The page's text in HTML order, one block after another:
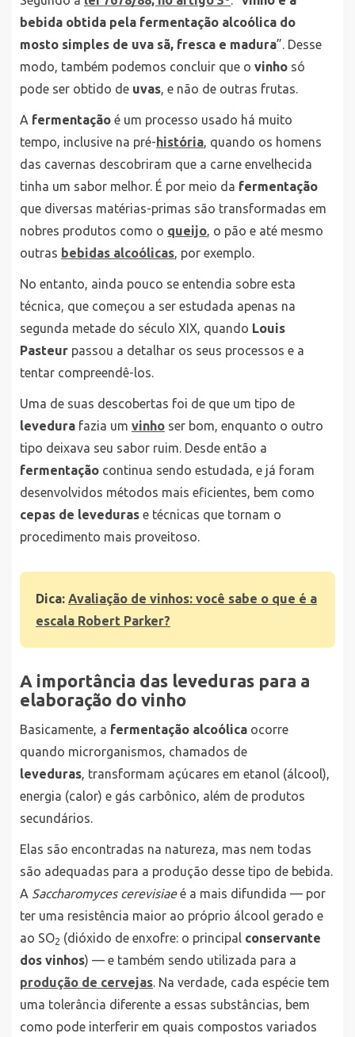
bebida obtida pela fermentação alcoólica do
mosto simples de uva sã, fresca e madura”. Desse
modo, também podemos concluir que o vinho só
pode ser obtido de uvas, e não de outras frutas.
A fermentação é um processo usado há muito
tempo, inclusive na pré-história, quando os homens
das cavernas descobriram que a carne envelhecida
tinha um sabor melhor. É por meio da fermentação
que diversas matérias-primas são transformadas em
nobres produtos como o queijo, o pão e até mesmo
outras bebidas alcoólicas, por exemplo.
No entanto, ainda pouco se entendia sobre esta
técnica, que começou a ser estudada apenas na
segunda metade do século XIX, quando Louis
Pasteur passou a detalhar os seus processos e a
tentar compreendê-los.
Uma de suas descobertas foi de que um tipo de
levedura fazia um vinho ser bom, enquanto o outro
tipo deixava seu sabor ruim. Desde então a
fermentação continua sendo estudada, e já foram
desenvolvidos métodos mais eficientes, bem como
cepas de leveduras e técnicas que tornam o
procedimento mais proveitoso.
Dica: Avaliação de vinhos: você sabe o que é a
escala Robert Parker?
A importância das leveduras para a
elaboração do vinho
Basicamente, a fermentação alcoólica ocorre
quando microrganismos, chamados de
leveduras, transformam açúcares em etanol (álcool),
energia (calor) e gás carbônico, além de produtos
secundários.
Elas são encontradas na natureza, mas nem todas
são adequadas para a produção desse tipo de bebida.
A Saccharomyces cerevisiaeé a mais difundida — por
ter uma resistência maior ao próprio álcool gerado e
ao SO2 (dióxido de enxofre: o principal conservante
dos vinhos) — e também sendo utilizada para a
produção de cervejas. Na verdade, cada espécie tem
uma tolerância diferente a essas substâncias, bem
como pode interferir em quais compostos variados